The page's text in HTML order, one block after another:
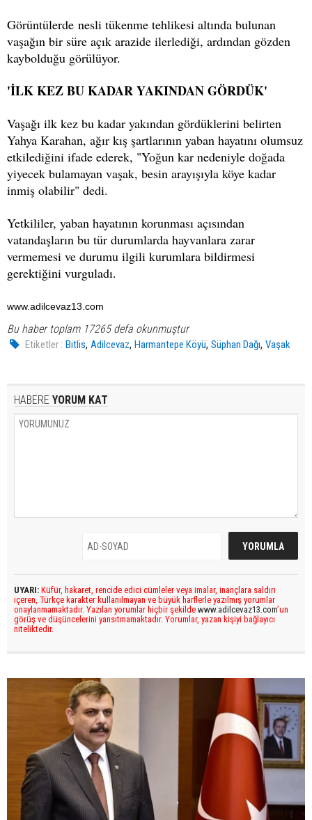
Görüntülerde nesli tükenme tehlikesi altında bulunan
vaşağın bir süre açık arazide ilerlediği, ardından gözden
kaybolduğu görülüyor.
'İLK KEZ BU KADAR YAKINDAN GÖRDÜK'
Vaşağı ilk kez bu kadar yakından gördüklerini belirten
Yahya Karahan, ağır kış şartlarının yaban hayatını olumsuz
etkilediğini ifade ederek, "Yoğun kar nedeniyle doğada
yiyecek bulamayan vaşak, besin arayışıyla köye kadar
inmiş olabilir" dedi.
Yetkililer, yaban hayatının korunması açısından
vatandaşların bu tür durumlarda hayvanlara zarar
vermemesi ve durumu ilgili kurumlara bildirmesi
gerektiğini vurguladı.
www.adilcevaz13.com
Bu haber toplam 17265 defa okunmuştur
Etiketler : Bitlis,Adilcevaz,Harmantepe Köyü,Süphan Dağı,Vaşak
HABERE YORUM KAT
UYARI: Küfür, hakaret, rencide edici cümleler veya imalar, inançlara saldırı
içeren, Türkçe karakter kullanılmayan ve büyük harflerle yazılmış yorumlar
onaylanmamaktadır. Yazılan yorumlar hiçbir şekilde www.adilcevaz13.com’un
görüş ve düşüncelerini yansıtmamaktadır. Yorumlar, yazan kişiyi bağlayıcı
niteliktedir.